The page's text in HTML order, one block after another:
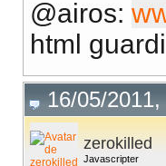
@airos:
html
16/05/2011,
zerokilled
Javascripter